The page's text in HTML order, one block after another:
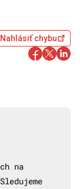
Nahlásiť chybu
na